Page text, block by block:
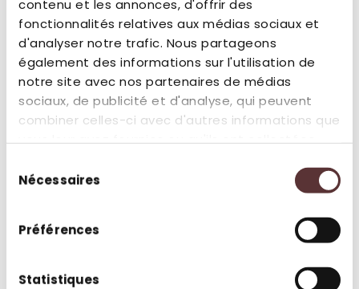
contenu et les annonces, d'offrir des
fonctionnalités relatives aux médias sociaux et
d'analyser notre trafic. Nous partageons
également des informations sur l'utilisation de
notre site avec nos partenaires de médias
sociaux, de publicité et d'analyse, qui peuvent
combiner celles-ci avec d'autres informations que
vous leur avez fournies ou qu'ils ont collectées
duNécessaires
Préférences
Statistiques
Des faces à face inédits